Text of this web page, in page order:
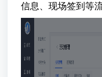
信息、现场签到等